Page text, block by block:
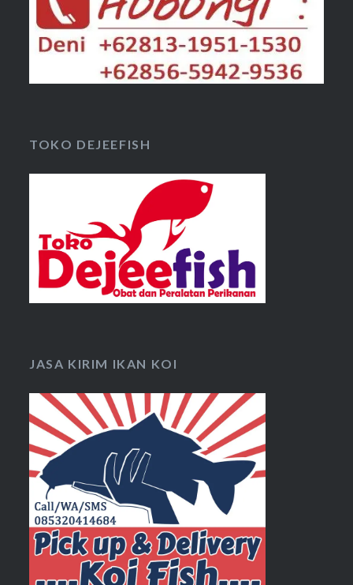
TOKO DEJEEFISH
JASA KIRIM IKAN KOI